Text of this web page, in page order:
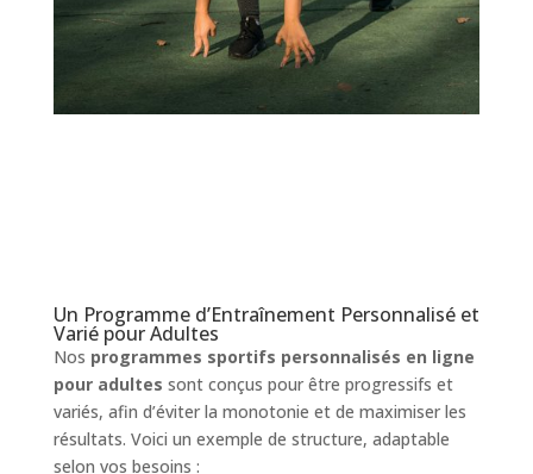
Un Programme d’Entraînement Personnalisé et
Varié pour Adultes
Nos programmes sportifs personnalisés en ligne
pour adultes sont conçus pour être progressifs et
variés, afin d’éviter la monotonie et de maximiser les
résultats. Voici un exemple de structure, adaptable
selon vos besoins :